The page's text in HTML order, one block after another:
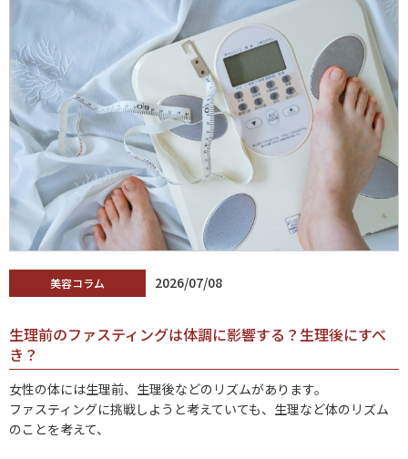
美容コラム 2026/07/08
生理前のファスティングは体調に影響する？生理後にすべ
き？
女性の体には生理前、生理後などのリズムがあります。
ファスティングに挑戦しようと考えていても、生理など体のリズム
のことを考えて、